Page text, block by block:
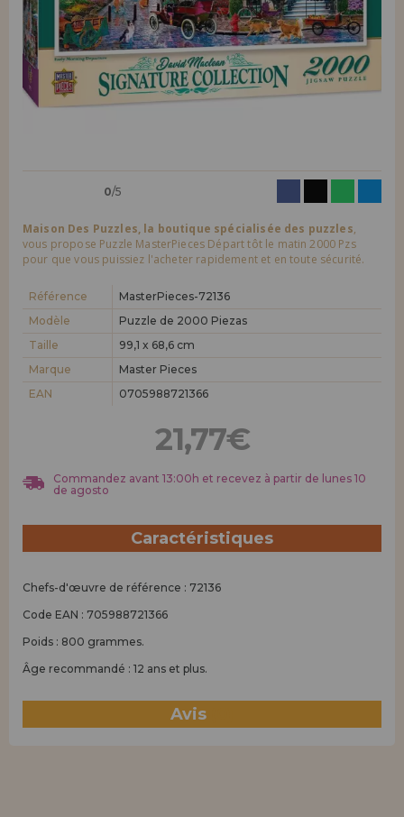
LIQUIDATIONS
INFORMATION
info@maisondespuzzles.fr
Je veux m'enregistrer en tant que
nouveau client
En créant un compte sur maisondespuzzles.fr, vous pouvez faire vos
achats rapidement dans notre boutique en ligne, vérifier le statut de
vos commandes et consulter vos opérations précédentes.
nouveau distributeur
Vous êtes un professionnel ou une entreprise ? Vous souhaitez
que distributeur et découvrez nos conditions de vente avec des
ENREGISTREMENT DISTRIBUTEUR
0/5
Maison Des Puzzles, la boutique spécialisée des puzzles,
vous propose Puzzle MasterPieces Départ tôt le matin 2000 Pzs
pour que vous puissiez l'acheter rapidement et en toute sécurité.
Référence
MasterPieces-72136
Modèle
Puzzle de 2000 Piezas
Taille
99,1 x 68,6 cm
Marque
Master Pieces
EAN
0705988721366
21,77€
Commandez avant 13:00h et recevez à partir de lunes 10
de agosto
Caractéristiques
Chefs-d'œuvre de référence : 72136
Code EAN : 705988721366
Poids : 800 grammes.
Âge recommandé : 12 ans et plus.
Avis